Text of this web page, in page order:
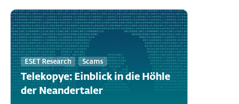
ESET Research Scams
Telekopye: Einblick in die Höhle
der Neandertaler